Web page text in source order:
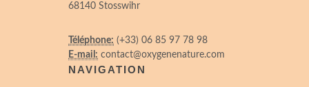
68140 Stosswihr
Téléphone: (+33) 06 85 97 78 98
E-mail: contact@oxygenenature.com
NAVIGATION